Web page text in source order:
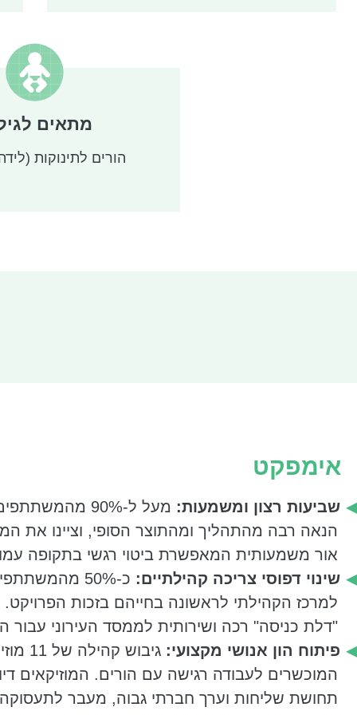
יצירה אישית לאופייה של המשפחה, בתקווה ששיר
משפחתית חדשה, ויעצים את הקשר של ההורים עם
הערש הייחודי, והמשפחות מקבלות איגרת עם הצעות
ברגעי היומיום. כל זאת מתוך ההבנה כיבתקופה של
תהליך הצמיחה וגיבוש מודל עירוני המתאים
המרה של תהליך מתמשך
וחווייתי בן כ-4.5 שעות. השינוי נבע מההבנה
יש להקל על הלוגיסטיקה ההורית ולבטל את הצורך
חלק מהמפגשים נקבעו לימי שישי בבוקר כדי לאפשר
להגיע (דבר שהעלה משמעותית את מעורבות האבות
הזוגית), וכללו כתיבה, הלחנה והקלטה ביום אחד
הפרויקט התרחב ל-16 מרכזים קהילתיים ברחבי העיר
דרום ויפו. במקביל, שונה מודל העבודה עם
חיצוני, המוזיקאים שהשתתפו בפיילוט הפכו
מתאים
הורים לתינוקות
אימפקט
שביעות רצון ומשמעות:
מעל ל-90%
הנאה רבה מהתהליך ומהתוצר הסופי, וציינו את
אור משמעותית המאפשרת ביטוי רגשי בתקופה
שינוי דפוסי צריכה קהילתיים:
כ-50%
למרכז הקהילתי לראשונה בחייהם בזכות
"דלת כניסה" רכה ושירותית לממסד העירוני עבור
פיתוח הון אנושי מקצועי:
גיבוש
המוכשרים לעבודה רגישה עם הורים. המוזיקאים
תחושת שליחות וערך חברתי גבוה, מעבר